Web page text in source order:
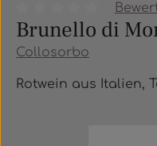
Durchschnittliche
Brunello di
Collosorbo
Rotwein aus Italien,
Bildergalerie